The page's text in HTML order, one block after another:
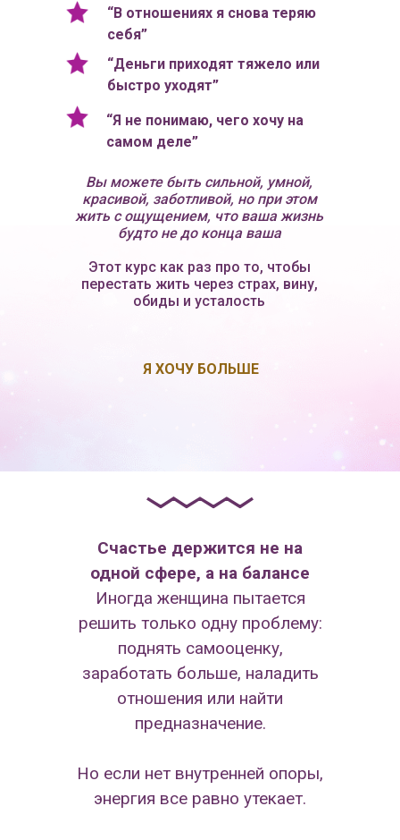
Вы можете быть сильной, умной,
красивой, заботливой, но при этом
жить с ощущением, что ваша жизнь
будто не до конца ваша
Этот курс как раз про то, чтобы
перестать жить через страх, вину,
обиды и усталость
“В отношениях я снова теряю
себя”
“Деньги приходят тяжело или
быстро уходят”
“Я не понимаю, чего хочу на
самом деле”
Я ХОЧУ БОЛЬШЕ
Счастье держится не на
одной сфере, а на балансе
Иногда женщина пытается
решить только одну проблему:
поднять самооценку,
заработать больше, наладить
отношения или найти
предназначение.
Но если нет внутренней опоры,
энергия все равно утекает.